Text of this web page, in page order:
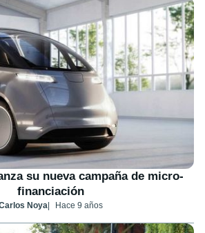
su nueva campaña de micro-
financiación
Noya Hace 9 años